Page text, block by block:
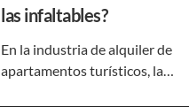
normativa vigente. La Junta
registro turismo Andalucía,
regula las viviendas de
las infaltables?
En la industria de alquiler de
apartamentos turísticos, la